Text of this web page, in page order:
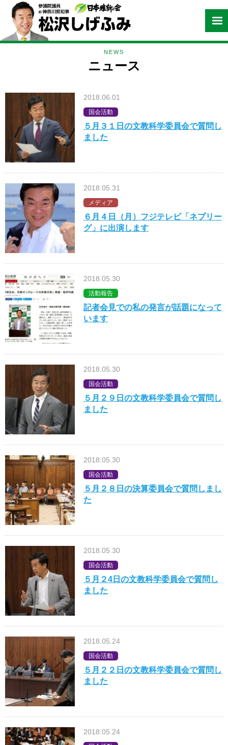
NEWS
ニュース
2018.06.01
国会活動
５月３１日の文教科学委員会で質問し
ました
2018.05.31
メディア
６月４日（月）フジテレビ「ネプリー
グ」に出演します
2018.05.30
活動報告
記者会見での私の発言が話題になって
います
2018.05.30
国会活動
５月２９日の文教科学委員会で質問し
ました
2018.05.30
国会活動
５月２８日の決算委員会で質問しまし
た
2018.05.30
国会活動
５月２4日の文教科学委員会で質問し
ました
2018.05.24
国会活動
５月２２日の文教科学委員会で質問し
ました
2018.05.24